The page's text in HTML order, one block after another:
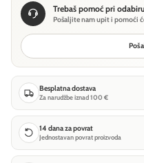
Trebaš pomoć pri
Pošaljite nam upit i pomoći
Besplatna dostava
Za narudžbe iznad 100 €
14 dana za povrat
Jednostavan povrat proizvoda